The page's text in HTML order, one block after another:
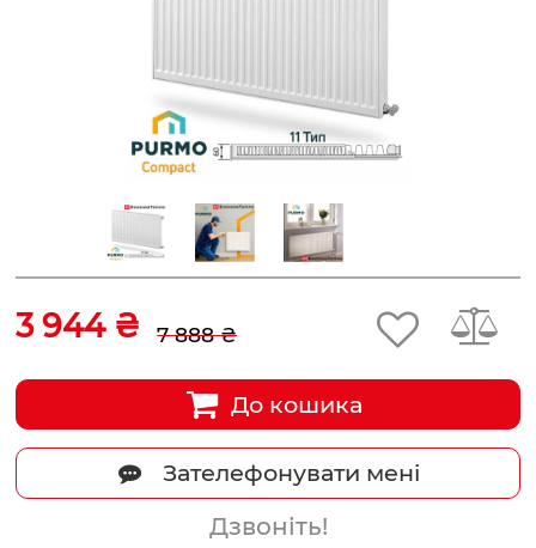
3 944 ₴ 7 888 ₴
До кошика
Зателефонувати мені
Дзвоніть!